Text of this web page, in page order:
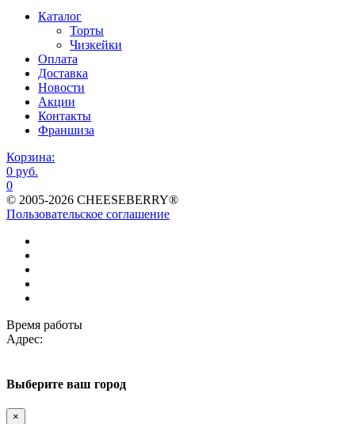
Каталог
Торты
Чизкейки
Оплата
Доставка
Новости
Акции
Контакты
Франшиза
Корзина:
0 руб.
0
© 2005-2026 CHEESEBERRY®
Пользовательское соглашение
Время работы
Адрес:
Выберите ваш город
×